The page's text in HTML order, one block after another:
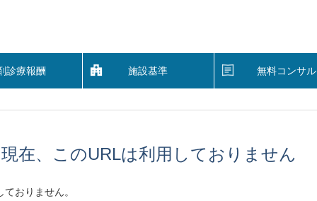
診療報酬 施設基準 無料コンサル
現在、このURLは利用しておりません
おりません。